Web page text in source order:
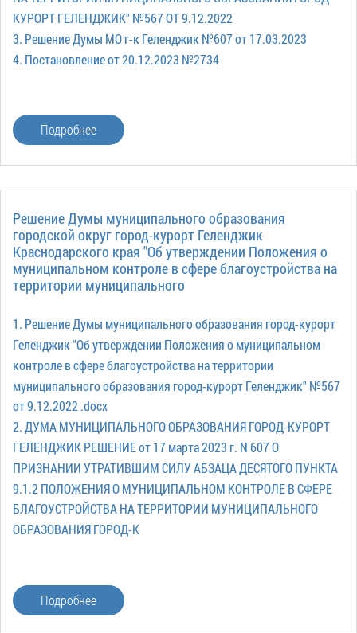
КУРОРТ ГЕЛЕНДЖИК" №567 ОТ 9.12.2022
3. Решение Думы МО г-к Геленджик №607 от 17.03.2023
4. Постановление от 20.12.2023 №2734
Подробнее
Решение Думы муниципального образования
городской округ город-курорт Геленджик
Краснодарского края "Об утверждении Положения о
муниципальном контроле в сфере благоустройства на
территории муниципального
1. Решение Думы муниципального образования город-курорт
Геленджик "Об утверждении Положения о муниципальном
контроле в сфере благоустройства на территории
муниципального образования город-курорт Геленджик" №567
от 9.12.2022 .docx
2. ДУМА МУНИЦИПАЛЬНОГО ОБРАЗОВАНИЯ ГОРОД-КУРОРТ
ГЕЛЕНДЖИК РЕШЕНИЕ от 17 марта 2023 г. N 607 О
ПРИЗНАНИИ УТРАТИВШИМ СИЛУ АБЗАЦА ДЕСЯТОГО ПУНКТА
9.1.2 ПОЛОЖЕНИЯ О МУНИЦИПАЛЬНОМ КОНТРОЛЕ В СФЕРЕ
БЛАГОУСТРОЙСТВА НА ТЕРРИТОРИИ МУНИЦИПАЛЬНОГО
ОБРАЗОВАНИЯ ГОРОД-К
Подробнее